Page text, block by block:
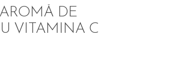
DE
VITAMINA C